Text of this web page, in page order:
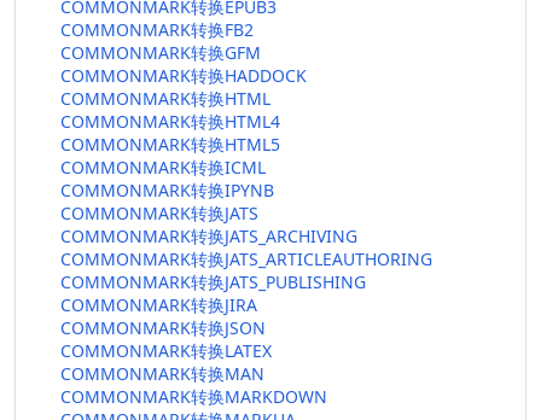
COMMONMARK转换EPUB3
COMMONMARK转换FB2
COMMONMARK转换GFM
COMMONMARK转换HADDOCK
COMMONMARK转换HTML
COMMONMARK转换HTML4
COMMONMARK转换HTML5
COMMONMARK转换ICML
COMMONMARK转换IPYNB
COMMONMARK转换JATS
COMMONMARK转换JATS_ARCHIVING
COMMONMARK转换JATS_ARTICLEAUTHORING
COMMONMARK转换JATS_PUBLISHING
COMMONMARK转换JIRA
COMMONMARK转换JSON
COMMONMARK转换LATEX
COMMONMARK转换MAN
COMMONMARK转换MARKDOWN